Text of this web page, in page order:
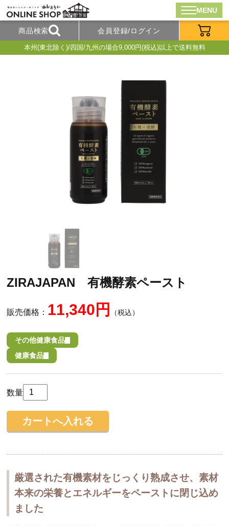
MENU
商品検索 会員登録/ログイン
本州(東北除く)/四国/九州の場合9,000円(税込)以上で送料無料
ZIRAJAPAN 有機酵素ペースト
販売価格： 11,340円 （税込）
その他健康食品
健康食品
数量
厳選された有機素材をじっくり熟成させ、素材
本来の栄養とエネルギーをペーストに閉じ込め
ました